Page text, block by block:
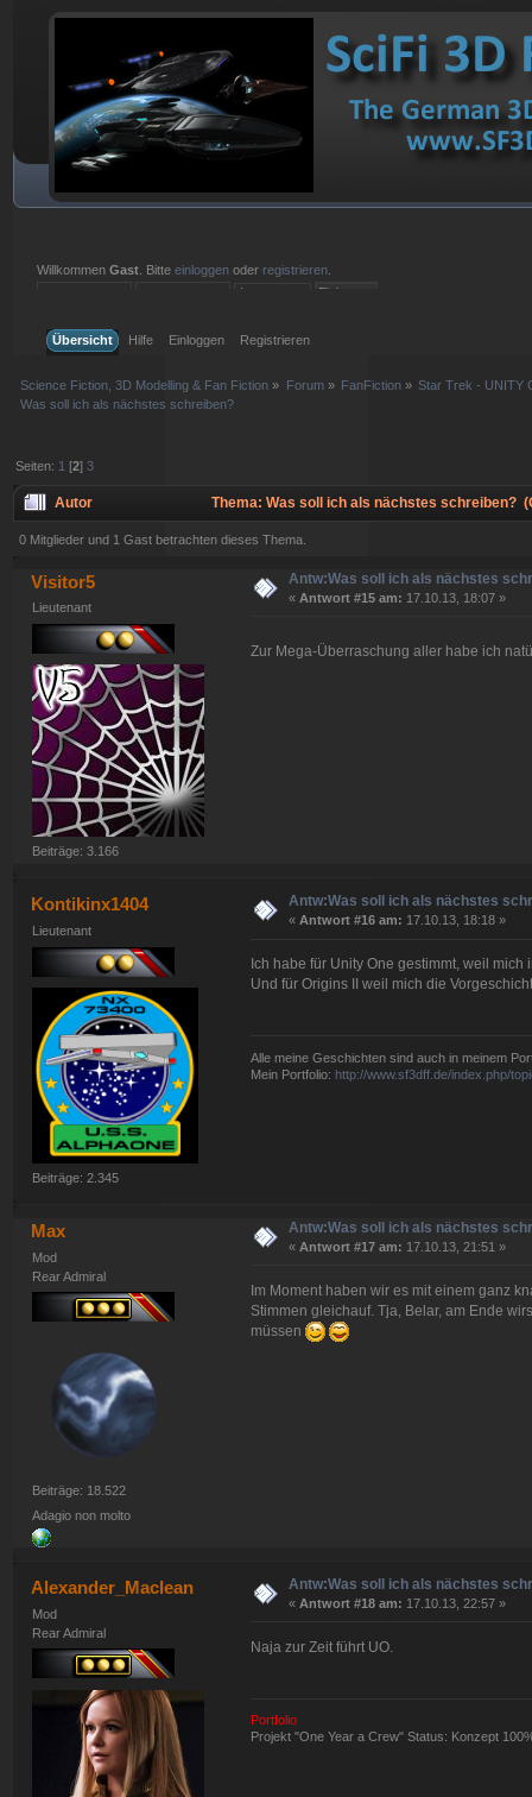
WillkommenGast . Bitteeinloggen oder registrieren
Übersicht
Hilfe Einloggen Registrieren
Science Fiction, 3D Modelling & Fan Fiction » Forum» FanFiction » Star Trek - UNITY
Was soll ich als nächstes schreiben?
Seiten: 1 [2]3
Autor Thema: Was soll ich als nächstes schreiben?
0 Mitglieder und 1 Gast betrachten dieses Thema.
Visitor5
Lieutenant
Beiträge: 3.166
Antw:Was soll ich als nächstes
« Antwort #15 am: 17.10.13, 18:07 »
Zur Mega-Überraschung aller habe ich
Kontikinx1404
Lieutenant
Beiträge: 2.345
Antw:Was soll ich als nächstes
« Antwort #16 am: 17.10.13, 18:18 »
Ich habe für Unity One gestimmt, weil
Und für Origins II weil mich die
Alle meine Geschichten sind auch in meinem
Mein Portfolio: http://www.sf3dff.de/index.php/
Max
Mod
Rear Admiral
Beiträge: 18.522
Adagio non molto
Antw:Was soll ich als nächstes
« Antwort #17 am: 17.10.13, 21:51 »
Im Moment haben wir es mit einem ganz
Stimmen gleichauf. Tja, Belar, am Ende
müssen
Alexander_Maclean
Mod
Rear Admiral
Antw:Was soll ich als nächstes
« Antwort #18 am: 17.10.13, 22:57 »
Naja zur Zeit führt UO.
Portfolio
Projekt "One Year a Crew" Status: Konzept